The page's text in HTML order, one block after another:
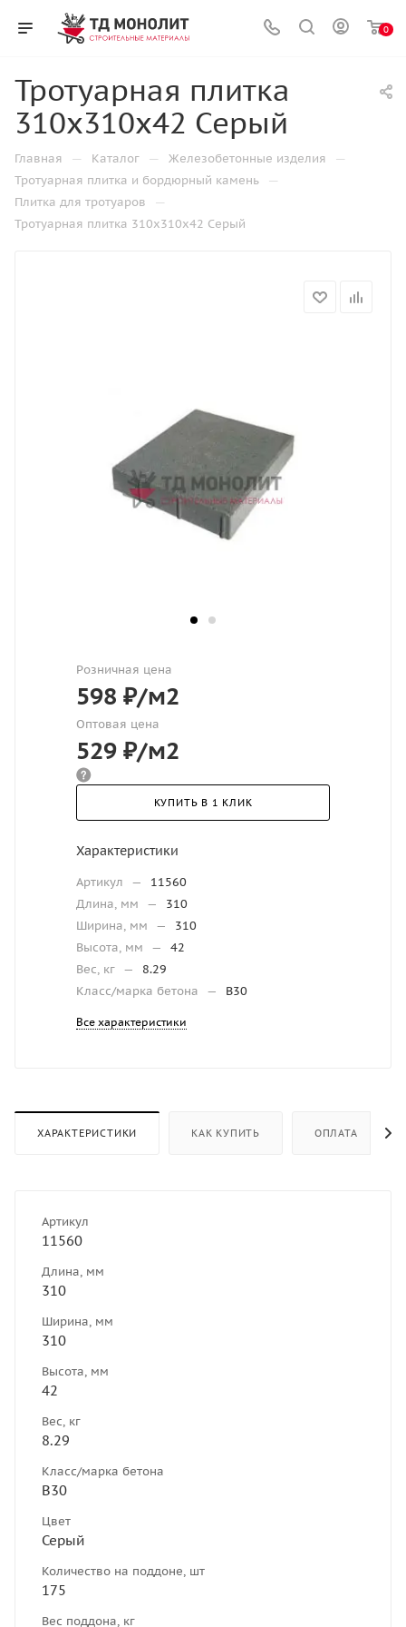
0
Тротуарная плитка
310х310х42 Серый
Главная — Каталог — Железобетонные изделия —
Тротуарная плитка и бордюрный камень —
Плитка для тротуаров —
Тротуарная плитка 310х310х42 Серый
Розничная цена
598 ₽/м2
Оптовая цена
529 ₽/м2
КУПИТЬ В 1 КЛИК
Характеристики
Артикул —
11560
Длина, мм
—
310
Ширина, мм
—
310
Высота, мм
—
42
Вес, кг —
8.29
Класс/марка бетона
— B30
Все характеристики
ХАРАКТЕРИСТИКИ КАК КУПИТЬ ОПЛАТА
Артикул
11560
Длина, мм
310
Ширина, мм
310
Высота, мм
42
Вес, кг
8.29
Класс/марка бетона
B30
Цвет
Серый
Количество на поддоне, шт
175
Вес поддона, кг